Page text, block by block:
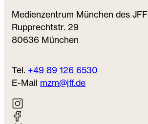
Medienzentrum München des JFF
Rupprechtstr. 29
80636 München
Tel. +49 89 126 6530
E-Mail mzm@jff.de